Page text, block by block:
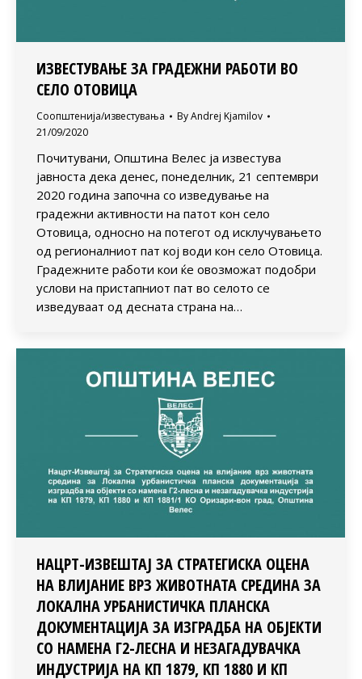
ИЗВЕСТУВАЊЕ ЗА ГРАДЕЖНИ РАБОТИ ВО
СЕЛО ОТОВИЦА
Соопштенија/известувања ByAndrej Kjamilov
21/09/2020
Почитувани, Општина Велес ја известува
јавноста дека денес, понеделник, 21 септември
2020 година започна со изведување на
градежни активности на патот кон село
Отовица, односно на потегот од исклучувањето
од регионалниот пат кој води кон село Отовица.
Градежните работи кои ќе овозможат подобри
услови на пристапниот пат во селото се
изведуваат од десната страна на…
НАЦРТ-ИЗВЕШТАЈ ЗА СТРАТЕГИСКА ОЦЕНА
НА ВЛИЈАНИЕ ВРЗ ЖИВОТНАТА СРЕДИНА ЗА
ЛОКАЛНА УРБАНИСТИЧКА ПЛАНСКА
ДОКУМЕНТАЦИЈА ЗА ИЗГРАДБА НА ОБЈЕКТИ
СО НАМЕНА Г2-ЛЕСНА И НЕЗАГАДУВАЧКА
ИНДУСТРИЈА НА КП 1879, КП 1880 И КП